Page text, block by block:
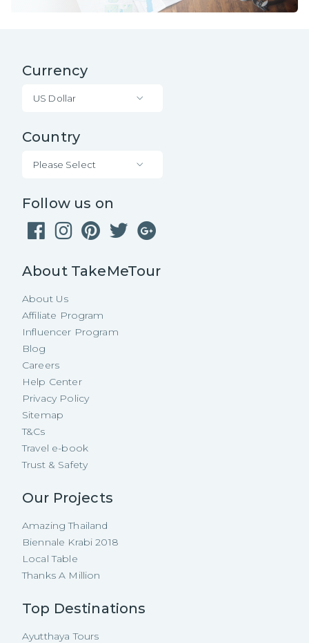
Currency
US Dollar
Country
Please Select
Follow us on
About TakeMeTour
About Us
Affiliate Program
Influencer Program
Blog
Careers
Help Center
Privacy Policy
Sitemap
T&Cs
Travel e-book
Trust & Safety
Our Projects
Amazing Thailand
Biennale Krabi 2018
Local Table
Thanks A Million
Top Destinations
Ayutthaya Tours